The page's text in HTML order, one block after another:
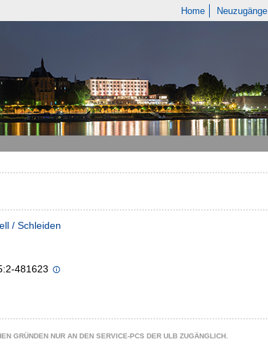
Home Neuzugänge
/ Schleiden
481623
GRÜNDEN NUR AN DEN SERVICE-PCS DER ULB ZUGÄNGLICH.